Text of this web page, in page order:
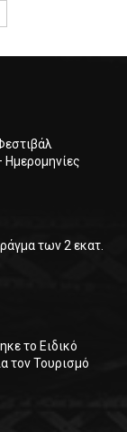
Ημερομηνίες
των 2 εκατ.
το Ειδικό
τον Τουρισμό